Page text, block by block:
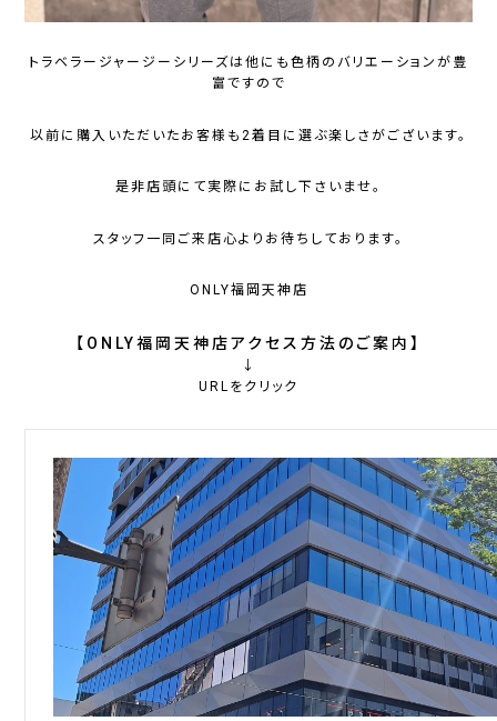
トラベラージャージーシリーズは他にも色柄のバリエーションが豊
富ですので
以前に購入いただいたお客様も2着目に選ぶ楽しさがございます。
是非店頭にて実際にお試し下さいませ。
スタッフ一同ご来店心よりお待ちしております。
ONLY福岡天神店
【ONLY福岡天神店アクセス方法のご案内】
↓
URLをクリック